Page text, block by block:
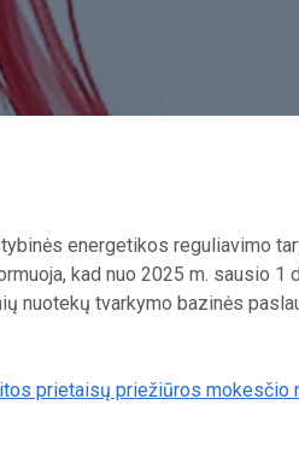
energetikos reguliavimo
kad nuo 2025 m. sausio
nuotekų tvarkymo bazinės
prietaisų priežiūros mokesčio